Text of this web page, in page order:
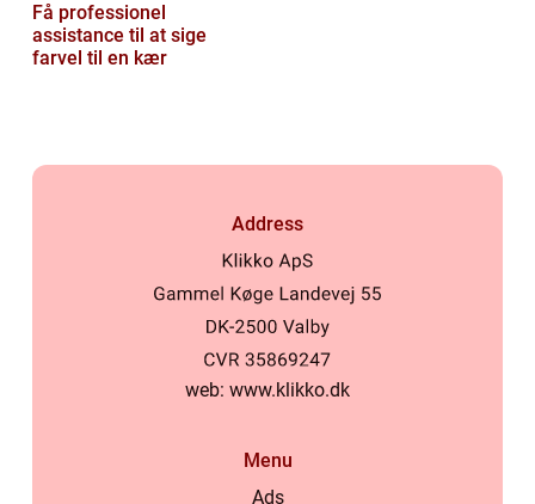
Få professionel
assistance til at sige
farvel til en kær
Address
web: www.klikko.dk
Menu
Ads